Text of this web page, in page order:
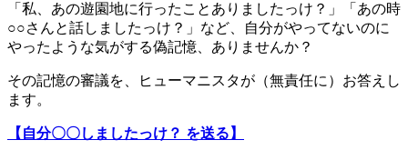
「私、あの遊園地に行ったことありましたっけ？」「あの時
○○さんと話しましたっけ？」など、自分がやってないのに
やったような気がする偽記憶、ありませんか？
その記憶の審議を、ヒューマニスタが（無責任に）お答えし
ます。
【自分〇〇しましたっけ？ を送る】